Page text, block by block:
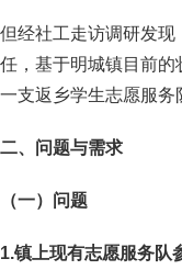
但经社工走访调研发
任，基于明城镇目前的
一支返乡学生志愿服
二、问题与需求
（一） 问题
1.镇上现有志愿服务队